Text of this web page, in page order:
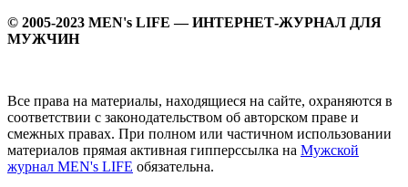
© 2005-2023 MEN's LIFE — ИНТЕРНЕТ-ЖУРНАЛ ДЛЯ
МУЖЧИН
Все права на материалы, находящиеся на сайте, охраняются в
соответствии с законодательством об авторском праве и
смежных правах. При полном или частичном использовании
материалов прямая активная гипперссылка на Мужской
журнал MEN's LIFE обязательна.